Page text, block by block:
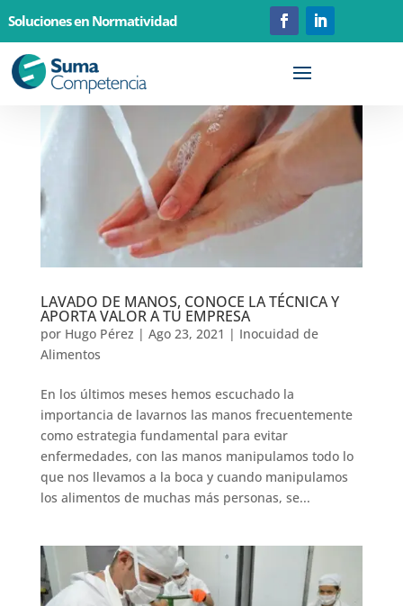
Soluciones en Normatividad
LAVADO DE MANOS, CONOCE LA TÉCNICA Y
APORTA VALOR A TU EMPRESA
por Hugo Pérez | Ago 23, 2021 | Inocuidad de
Alimentos
En los últimos meses hemos escuchado la
importancia de lavarnos las manos frecuentemente
como estrategia fundamental para evitar
enfermedades, con las manos manipulamos todo lo
que nos llevamos a la boca y cuando manipulamos
los alimentos de muchas más personas, se...